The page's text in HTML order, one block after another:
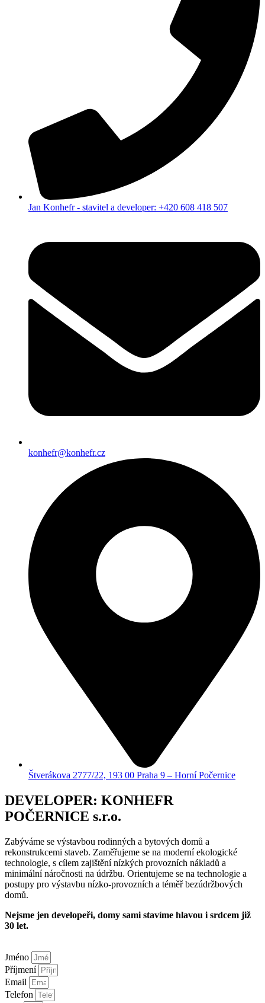
Jan Konhefr - stavitel a developer: +420 608 418 507
konhefr@konhefr.cz
Štverákova 2777/22, 193 00 Praha 9 – Horní Počernice
DEVELOPER: KONHEFR
POČERNICE s.r.o.
Zabýváme se výstavbou rodinných a bytových domů a
rekonstrukcemi staveb. Zaměřujeme se na moderní ekologické
technologie, s cílem zajištění nízkých provozních nákladů a
minimální náročnosti na údržbu. Orientujeme se na technologie a
postupy pro výstavbu nízko-provozních a téměř bezúdržbových
domů.
Nejsme jen developeři, domy sami stavíme hlavou i srdcem již
30 let.
Jméno
Příjmení
Email
Telefon